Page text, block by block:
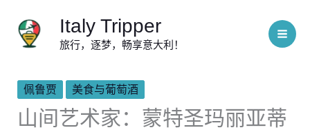
Italy Tripper
旅行，逐梦，畅享意大利！
佩鲁贾 美食与葡萄酒
山间艺术家：蒙特圣玛丽亚蒂